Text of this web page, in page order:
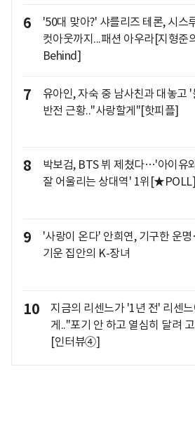
6
'50대 맞아?' 샤를리즈 테론, 시스
컷아웃까지...패션 아우라[지형준
Behind]
7
유아인, 자숙 중 남사친과 대놓고
반전 근황.."사랑할게"[핫피플]
8
박보검, BTS 뷔 제쳤다…'아이유
잘 어울리는 상대역' 1위[★POLL]
9
'사랑이 온다' 안희연, 기구한 운
기운 집안의 K-장녀
10
지금의 리센느가 '1년 전' 리센느
게.."포기 안 하고 열심히 달려
[인터뷰④]